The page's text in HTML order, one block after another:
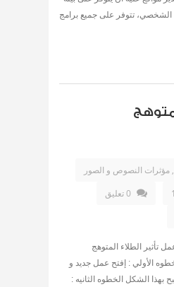
الشخصي، تتوفر على جميع برامج
, مؤثرات النصوص و الصور
0 تعليق
تأثير الطلاء المتوهج
الأولي : إفتح عمل جديد و
بهذا الشكل الخطوه الثانيه :